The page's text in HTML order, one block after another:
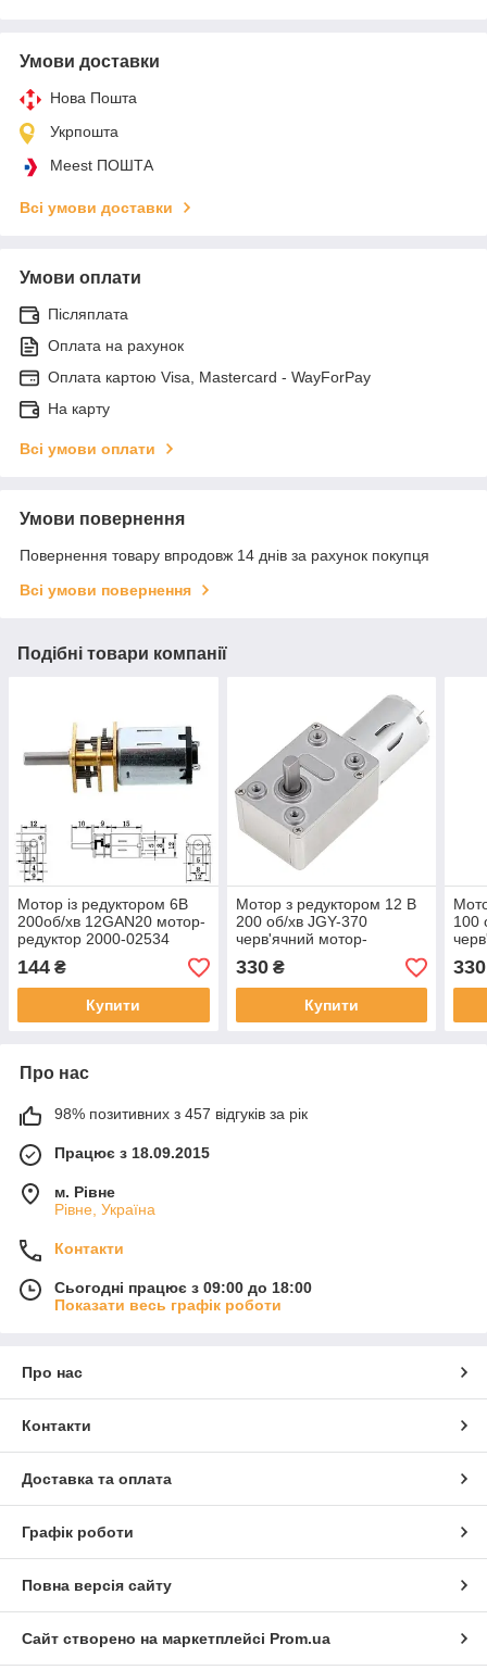
Умови доставки
Нова Пошта
Укрпошта
Meest ПОШТА
Всі умови доставки
Умови оплати
Післяплата
Оплата на рахунок
Оплата картою Visa, Mastercard - WayForPay
На карту
Всі умови оплати
Умови повернення
Повернення товару впродовж 14 днів за рахунок покупця
Всі умови повернення
Подібні товари компанії
Мотор із редуктором 6В
200об/хв 12GAN20 мотор-
редуктор 2000-02534
144 ₴
Купити
Мотор з редуктором 12 В
200 об/хв JGY-370
черв'ячний мотор-
редуктор (002904)
330₴
Купити
100
330
Про нас
98% позитивних з 457 відгуків за рік
Працює з 18.09.2015
м. Рівне
Рівне, Україна
Контакти
Сьогодні працює з 09:00 до 18:00
Показати весь графік роботи
Про нас
Контакти
Доставка та оплата
Графік роботи
Повна версія сайту
Сайт створено на маркетплейсі Prom.ua